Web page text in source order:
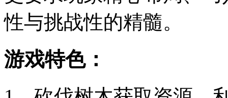
性与挑战性的精髓。
游戏特色：